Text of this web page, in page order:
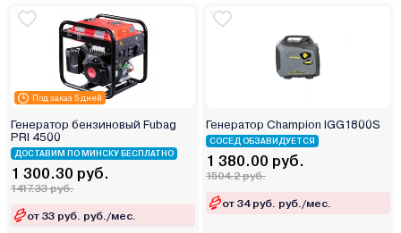
Под заказ 5 дней
Генератор бензиновый Fubag
PRI 4500
ДОСТАВИМ ПО МИНСКУ БЕСПЛАТНО
1 300.30 руб.
1417.33 руб.
от 33 руб. руб./мес.
Генератор Champion IGG1800S
СОСЕД ОБЗАВИДУЕТСЯ
1 380.00 руб.
1504.2 руб.
от 34 руб. руб./мес.